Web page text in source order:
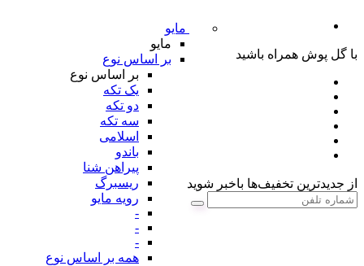
مایو
مایو
بر اساس نوع
بر اساس نوع
یک تکه
دو تکه
سه تکه
اسلامی
باندو
پیراهن شنا
ریسبرگ
رویه مایو
-
-
-
همه بر اساس نوع
با گل پوش همراه باشید
از جدیدترین تخفیف‌ها باخبر شوید